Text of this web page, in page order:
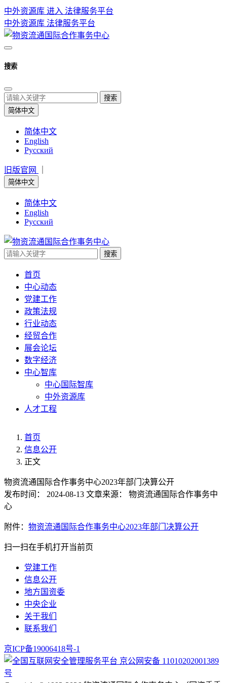
中外资源库 进入 法律服务平台
中外资源库 法律服务平台
搜索
搜索
简体中文
简体中文
English
Русский
旧版官网
简体中文
简体中文
English
Русский
搜索
首页
中心动态
党建工作
政策法规
行业动态
经贸合作
展会论坛
数字经济
中心智库
中心国际智库
中外资源库
人才工程
首页
信息公开
正文
物资流通国际合作事务中心2023年部门决算公开
发布时间：
2024-08-13 文章来源：
物资流通国际合作事务中
心
附件： 物资流通国际合作事务中心2023年部门决算公开
扫一扫在手机打开当前页
党建工作
信息公开
地方国资委
中央企业
关于我们
联系我们
京ICP备19006418号-1
京公网安备 11010202001389
号